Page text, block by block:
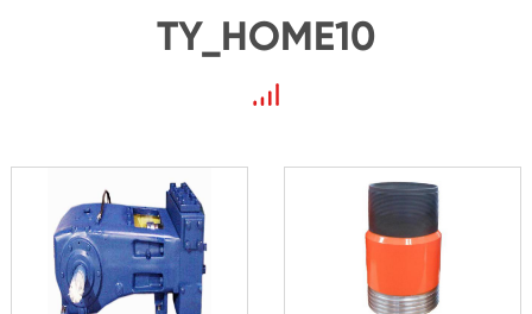
TY_HOME10